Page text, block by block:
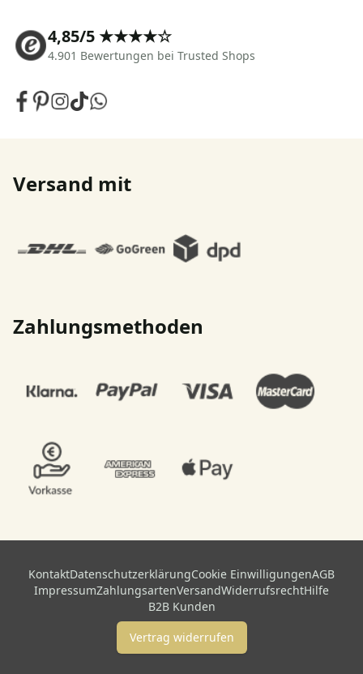
4,85/5 ★★★★☆
4.901 Bewertungen bei Trusted Shops
Versand mit
Zahlungsmethoden
KontaktDatenschutzerklärungCookie EinwilligungenAGB
ImpressumZahlungsartenVersandWiderrufsrechtHilfe
B2B Kunden
Vertrag widerrufen